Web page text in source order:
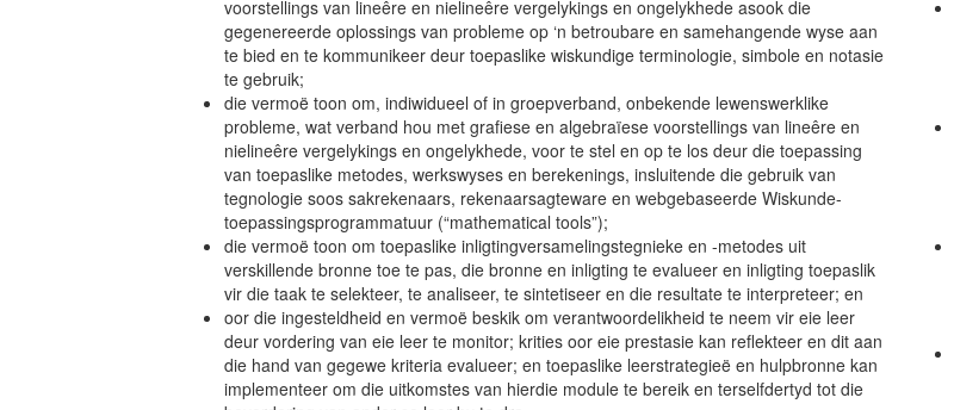
voorstellings van lineêre en nielineêre vergelykings en ongelykhede asook die
gegenereerde oplossings van probleme op ‘n betroubare en samehangende wyse aan
te bied en te kommunikeer deur toepaslike wiskundige terminologie, simbole en notasie
te gebruik;
die vermoë toon om, indiwidueel of in groepverband, onbekende lewenswerklike
probleme, wat verband hou met grafiese en algebraïese voorstellings van lineêre en
nielineêre vergelykings en ongelykhede, voor te stel en op te los deur die toepassing
van toepaslike metodes, werkswyses en berekenings, insluitende die gebruik van
tegnologie soos sakrekenaars, rekenaarsagteware en webgebaseerde Wiskunde-
toepassingsprogrammatuur (“mathematical tools”);
die vermoë toon om toepaslike inligtingversamelingstegnieke en -metodes uit
verskillende bronne toe te pas, die bronne en inligting te evalueer en inligting toepaslik
vir die taak te selekteer, te analiseer, te sintetiseer en die resultate te interpreteer; en
oor die ingesteldheid en vermoë beskik om verantwoordelikheid te neem vir eie leer
deur vordering van eie leer te monitor; krities oor eie prestasie kan reflekteer en dit aan
die hand van gegewe kriteria evalueer; en toepaslike leerstrategieë en hulpbronne kan
implementeer om die uitkomstes van hierdie module te bereik en terselfdertyd tot die